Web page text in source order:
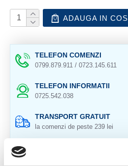
ADAUGA IN COS
TELEFON COMENZI
0799.879.911 / 0723.145.611
TELEFON INFORMATII
0725.542.038
TRANSPORT GRATUIT
la comenzi de peste 239 lei